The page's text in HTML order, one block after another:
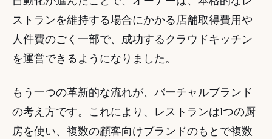
ストランを維持する場合にかかる店舗取得費用や
人件費のごく一部で、成功するクラウドキッチン
を運営できるようになりました。
もう一つの革新的な流れが、バーチャルブランド
の考え方です。これにより、レストランは1つの厨
房を使い、複数の顧客向けブランドのもとで複数